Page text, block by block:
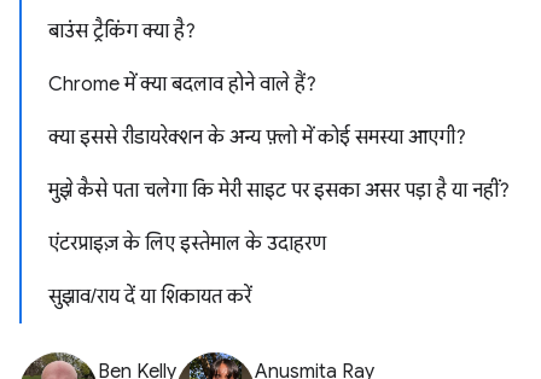
बाउंस ट्रैकिंग क्या है?
Chrome में क्या बदलाव होने वाले हैं?
क्या इससे रीडायरेक्शन के अन्य फ़्लो में कोई समस्या आएगी?
मुझे कैसे पता चलेगा कि मेरी साइट पर इसका असर पड़ा है या नहीं?
एंटरप्राइज़ के लिए इस्तेमाल के उदाहरण
सुझाव/राय दें या शिकायत करें
Ben Kelly Anusmita Ray